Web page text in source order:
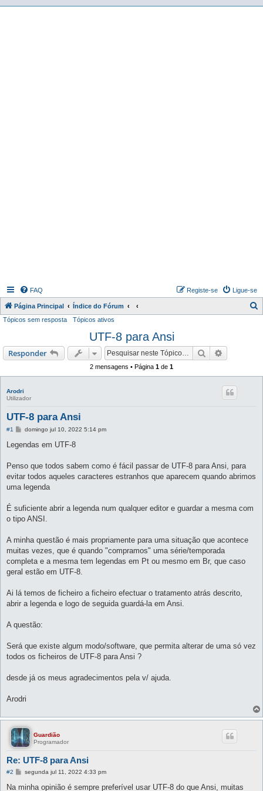
FAQ Ligue-se
Registe-se
Página Principal Índice do Fórum
i
Tópicos sem resposta Tópicos ativos
UTF-8 para Ansi
Responder Pesquisar
2 mensagens • Página 1 de 1
Arodri
Utilizador
UTF-8 para Ansi
#1
M
n
g
m
domingo jul 10, 2022 5:14 pm
Legendas em UTF-8
Penso que todos sabem como é fácil passar de UTF-8 para Ansi, para
evitar todos aqueles caracteres estranhos que aparecem quando abrimos
uma legenda
É suficiente abrir a legenda num qualquer editor e guardar a mesma com
o tipo ANSI.
A minha questão é mais propriamente para uma situação que acontece
muitas vezes, que é quando "compramos" uma série/temporada
completa e a mesma tem legendas em Pt ou mesmo em Br, que caso
geral estão em UTF-8.
Ai lá temos de ficheiro a ficheiro efectuar o tratamento atrás descrito,
abrir a legenda e logo de seguida guardá-la em Ansi.
A questão:
Será que existe algum modo/software, que permita alterar de uma só vez
todos os ficheiros de UTF-8 para Ansi ?
desde já os meus agradecimentos pela v/ ajuda.
Arodri
Guardião
Programador
Re: UTF-8 para Ansi
#2
M
n
segunda jul 11, 2022 4:33 pm
Na minha opinião é sempre preferível usar UTF-8 do que Ansi, muitas